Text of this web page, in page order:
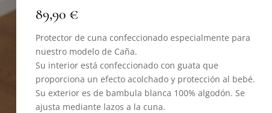
89,90 €
Protector de cuna confeccionado especialmente para
nuestro modelo de Caña.
Su interior está confeccionado con guata que
proporciona un efecto acolchado y protección al bebé.
Su exterior es de bambula blanca 100% algodón. Se
ajusta mediante lazos a la cuna.